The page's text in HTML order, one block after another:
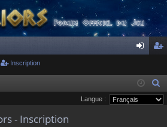
ne cri
pti
Inscription
e
Langue :
- Inscription